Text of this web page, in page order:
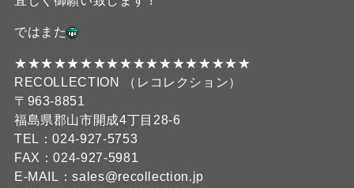
ではまた
★★★★★★★★★★★★★★★★★★
RECOLLECTION （レコレクション）
〒963-8851
福島県郡山市開成4丁目28-6
TEL：024-927-5753
FAX：024-927-5981
E-MAIL：sales@recollection.jp